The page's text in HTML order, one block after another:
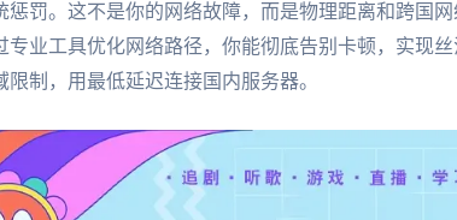
惩罚。这不是你的网络故障，而是物理距离和跨国
专业工具优化网络路径，你能彻底告别卡顿，实现
制，用最低延迟连接国内服务器。